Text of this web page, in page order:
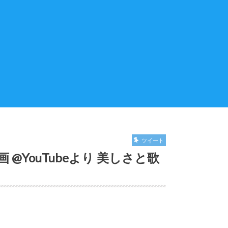
ツイート
より 美しさと歌